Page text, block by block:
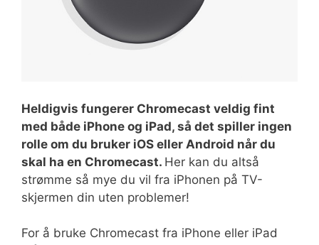
Heldigvis fungerer Chromecast veldig fint
med både iPhone og iPad, så det spiller ingen
rolle om du bruker iOS eller Android når du
skal ha en Chromecast. Her kan du altså
strømme så mye du vil fra iPhonen på TV-
skjermen din uten problemer!
For å bruke Chromecast fra iPhone eller iPad